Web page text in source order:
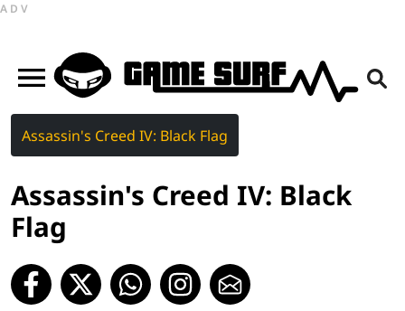
ADV
Assassin's Creed IV: Black Flag
Assassin's Creed IV: Black
Flag